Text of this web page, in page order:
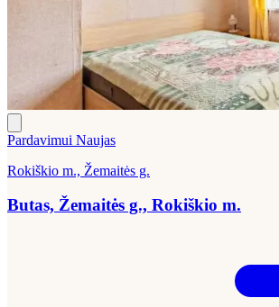
Pardavimui Naujas
Rokiškio m., Žemaitės g.
Butas, Žemaitės g., Rokiškio m.